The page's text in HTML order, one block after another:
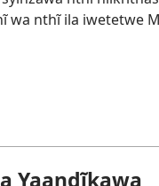
wa nthĩ ila iwetetwe
Yaandĩkawa